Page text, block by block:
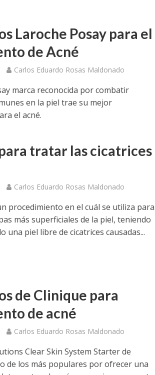
Laroche Posay para el
de Acné
Carlos Eduardo Rosas Maldonado
marca reconocida por combatir
en la piel trae su mejor
el acné.
tratar las cicatrices
Carlos Eduardo Rosas Maldonado
procedimiento en el cuál se utiliza para
más superficiales de la piel, teniendo
una piel libre de cicatrices causadas...
de Clinique para
de acné
Carlos Eduardo Rosas Maldonado
Clear Skin System Starter de
de los más populares por ofrecer una